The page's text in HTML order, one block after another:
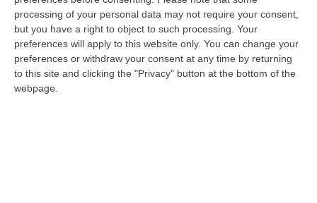
processing of your personal data may not require your consent,
but you have a right to object to such processing. Your
preferences will apply to this website only. You can change your
preferences or withdraw your consent at any time by returning
to this site and clicking the "Privacy" button at the bottom of the
webpage.
«La statua del Cristo di Maratea è a rischio
crollo»
Lo sostiene Pietro Simonetti, del Centro studi
e ricerche economiche e sociali: «Pezzi del